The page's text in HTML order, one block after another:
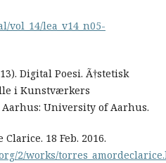
lea_v14_n05-
Digital Poesi. Ã†stetisk
i Kunstværkers
University of Aarhus.
Clarice. 18 Feb. 2016.
2/works/